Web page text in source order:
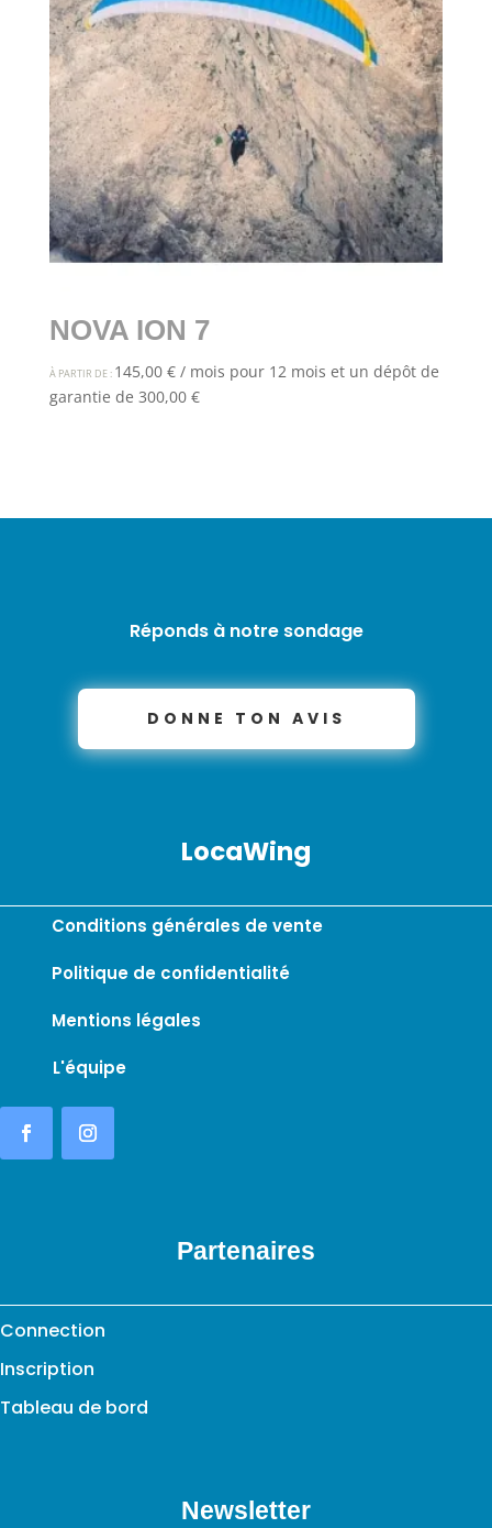
NOVA ION 7
À PARTIR DE : 145,00 € / mois pour 12 mois et un dépôt de
garantie de 300,00 €
Réponds à notre sondage
DONNE TON AVIS
LocaWing
Conditions générales de vente
Politique de confidentialité
Mentions légales
L'équipe
Partenaires
Connection
Inscription
Tableau de bord
Newsletter